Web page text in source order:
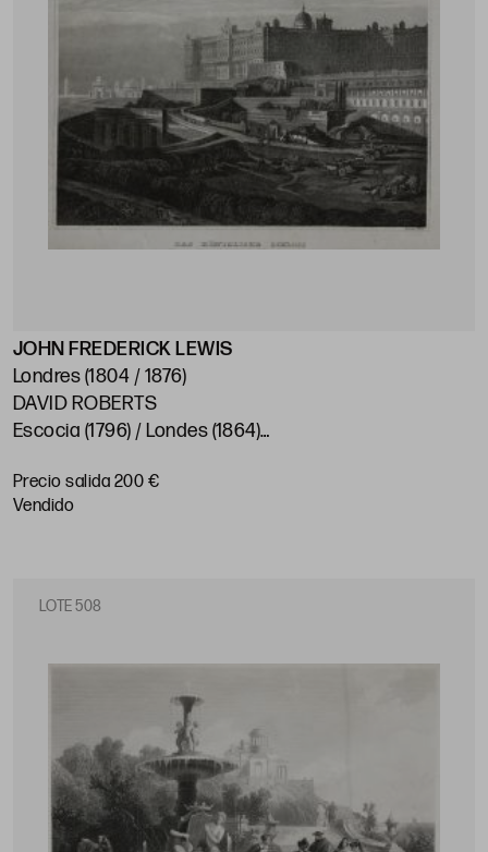
JOHN FREDERICK LEWIS
Londres (1804 / 1876)
DAVID ROBERTS
Escocia (1796) / Londes (1864)
Encuadre: 19 x 15 cm c/u
Precio salida 200 €
vendido
LOTE 508